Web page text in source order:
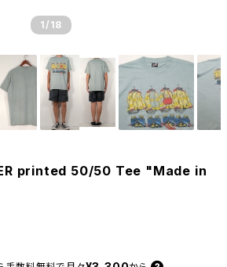
1 /18
printed 50/50 Tee "Made in